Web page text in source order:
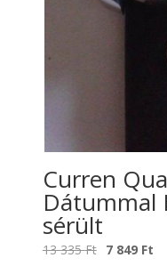
Curren
Dátummal
sérült
13 335Ft Original
7 849 Ft